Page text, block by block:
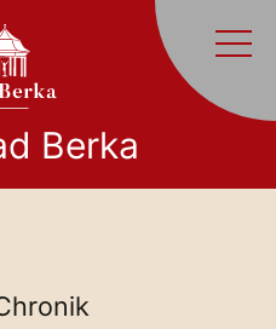
Berka